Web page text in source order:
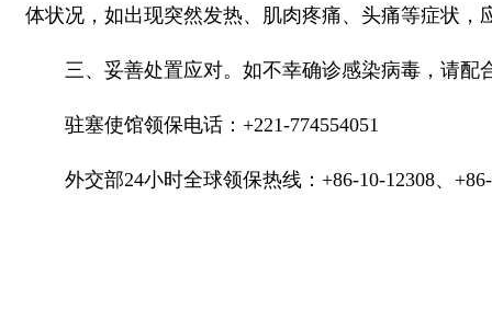
体状况，如出现突然发热、肌肉疼痛、头痛等症状，
三、妥善处置应对。如不幸确诊感染病毒，请
驻塞使馆领保电话：+221-774554051
外交部24小时全球领保热线：+86-10-12308、